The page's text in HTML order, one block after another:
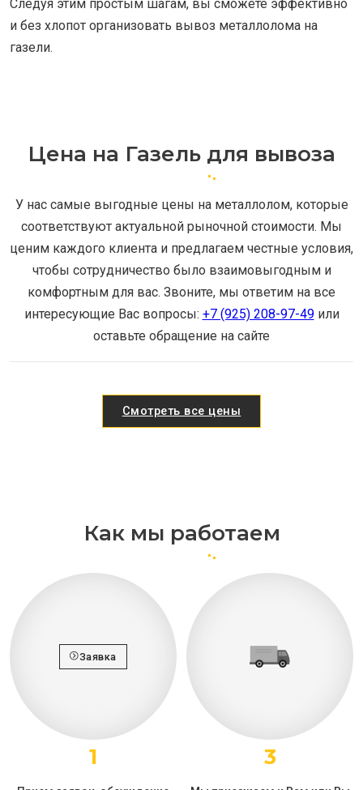
Следуя этим простым шагам, вы сможете эффективно
и без хлопот организовать вывоз металлолома на
газели.
Цена на Газель для вывоза
У нас самые выгодные цены на металлолом, которые
соответствуют актуальной рыночной стоимости. Мы
ценим каждого клиента и предлагаем честные условия,
чтобы сотрудничество было взаимовыгодным и
комфортным для вас. Звоните, мы ответим на все
интересующие Вас вопросы: +7 (925) 208-97-49или
оставьте обращение на сайте
Смотреть все цены
Как мы работаем
Заявка
1 3